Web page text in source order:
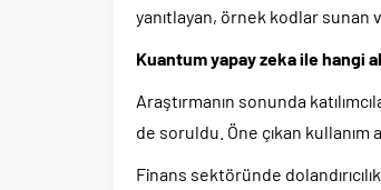
yanıtlayan, örnek kodlar sunan
Kuantum yapay zeka ile hangi
Araştırmanın sonunda
de soruldu. Öne çıkan kullanım
Finans sektöründe